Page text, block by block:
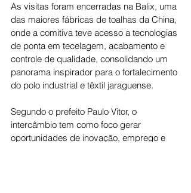
As visitas foram encerradas na Balix, uma
das maiores fábricas de toalhas da China,
onde a comitiva teve acesso a tecnologias
de ponta em tecelagem, acabamento e
controle de qualidade, consolidando um
panorama inspirador para o fortalecimento
do polo industrial e têxtil jaraguense.
Segundo o prefeito Paulo Vitor, o
intercâmbio tem como foco gerar
oportunidades de inovação, emprego e